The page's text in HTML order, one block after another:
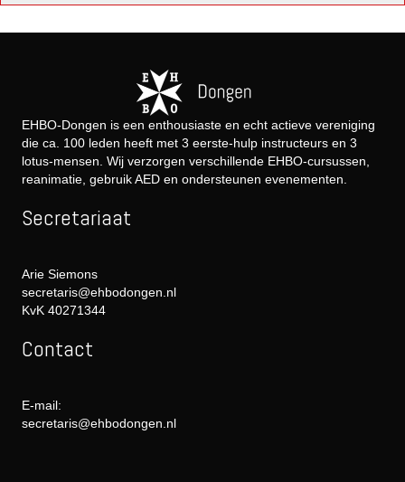
EHBO-Dongen is een enthousiaste en echt actieve vereniging
die ca. 100 leden heeft met 3 eerste-hulp instructeurs en 3
lotus-mensen. Wij verzorgen verschillende EHBO-cursussen,
reanimatie, gebruik AED en ondersteunen evenementen.
Secretariaat
Arie Siemons
secretaris@ehbodongen.nl
KvK 40271344
Contact
E-mail:
secretaris@ehbodongen.nl